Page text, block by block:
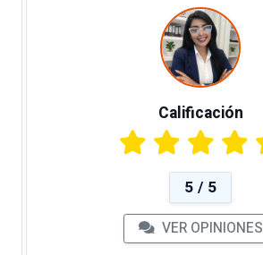
Calificación
5 / 5
VER OPINIONES